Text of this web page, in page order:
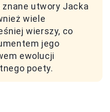
znane utwory Jacka
wiele
wierszy, co
jego
ewolucji
poety.